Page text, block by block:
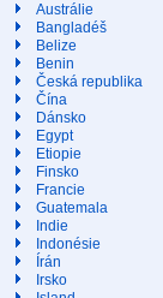
Austrálie
Bangladéš
Belize
Benin
Česká republika
Čína
Dánsko
Egypt
Etiopie
Finsko
Francie
Guatemala
Indie
Indonésie
Írán
Irsko